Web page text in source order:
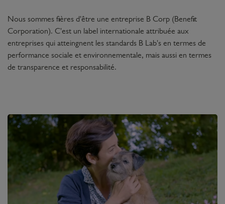
Nous sommes fières d'être une entreprise B Corp (Benefit
Corporation). C'est un label internationale attribuée aux
entreprises qui atteingnent les standards B Lab's en termes de
performance sociale et environnementale, mais aussi en termes
de transparence et responsabilité.